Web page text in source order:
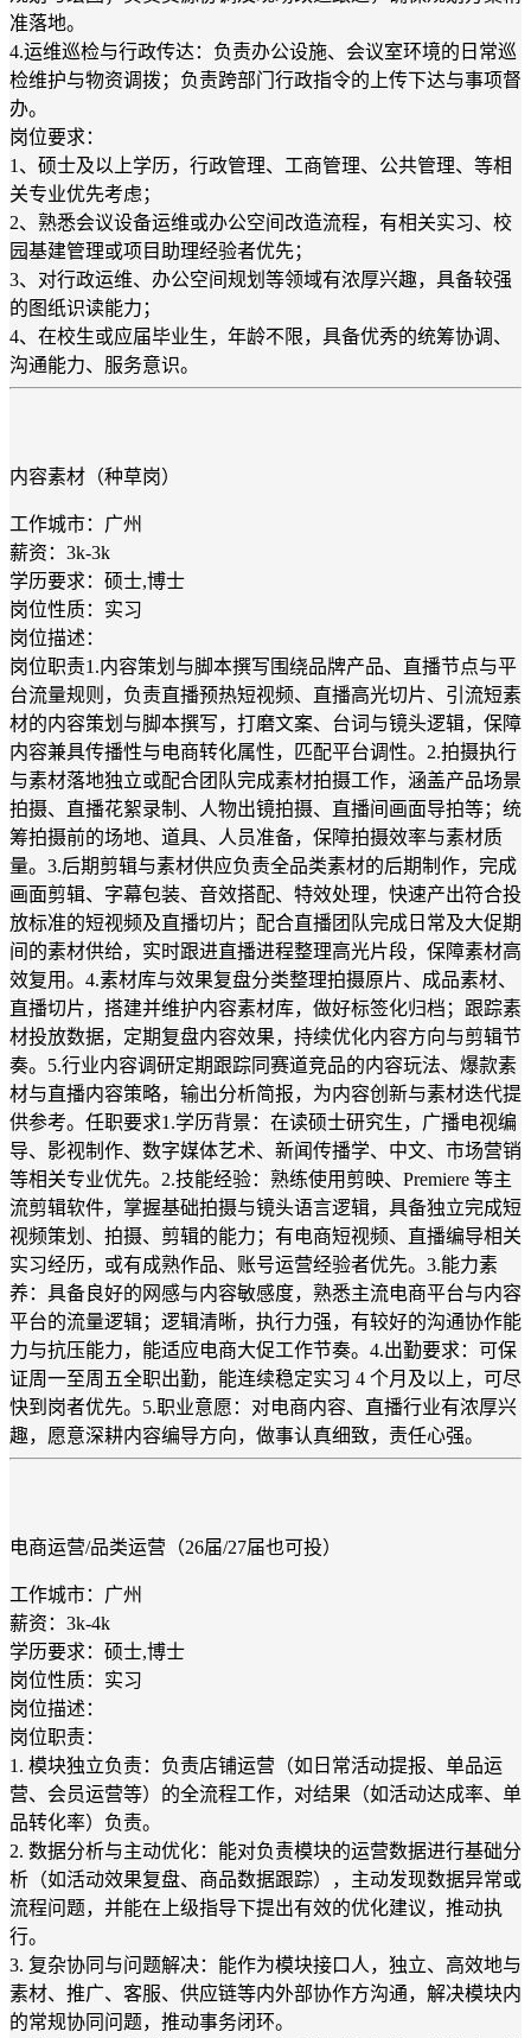
准落地。
4.运维巡检与行政传达：负责办公设施、会议室环境的日常巡
检维护与物资调拨；负责跨部门行政指令的上传下达与事项督
办。
岗位要求：
1、硕士及以上学历，行政管理、工商管理、公共管理、等相
关专业优先考虑；
2、熟悉会议设备运维或办公空间改造流程，有相关实习、校
园基建管理或项目助理经验者优先；
3、对行政运维、办公空间规划等领域有浓厚兴趣，具备较强
的图纸识读能力；
4、在校生或应届毕业生，年龄不限，具备优秀的统筹协调、
沟通能力、服务意识。
内容素材（种草岗）
工作城市：广州
薪资：3k-3k
学历要求：硕士,博士
岗位性质：实习
岗位描述：
岗位职责1.内容策划与脚本撰写围绕品牌产品、直播节点与平
台流量规则，负责直播预热短视频、直播高光切片、引流短素
材的内容策划与脚本撰写，打磨文案、台词与镜头逻辑，保障
内容兼具传播性与电商转化属性，匹配平台调性。2.拍摄执行
与素材落地独立或配合团队完成素材拍摄工作，涵盖产品场景
拍摄、直播花絮录制、人物出镜拍摄、直播间画面导拍等；统
筹拍摄前的场地、道具、人员准备，保障拍摄效率与素材质
量。3.后期剪辑与素材供应负责全品类素材的后期制作，完成
画面剪辑、字幕包装、音效搭配、特效处理，快速产出符合投
放标准的短视频及直播切片；配合直播团队完成日常及大促期
间的素材供给，实时跟进直播进程整理高光片段，保障素材高
效复用。4.素材库与效果复盘分类整理拍摄原片、成品素材、
直播切片，搭建并维护内容素材库，做好标签化归档；跟踪素
材投放数据，定期复盘内容效果，持续优化内容方向与剪辑节
奏。5.行业内容调研定期跟踪同赛道竞品的内容玩法、爆款素
材与直播内容策略，输出分析简报，为内容创新与素材迭代提
供参考。任职要求1.学历背景：在读硕士研究生，广播电视编
导、影视制作、数字媒体艺术、新闻传播学、中文、市场营销
等相关专业优先。2.技能经验：熟练使用剪映、Premiere 等主
流剪辑软件，掌握基础拍摄与镜头语言逻辑，具备独立完成短
视频策划、拍摄、剪辑的能力；有电商短视频、直播编导相关
实习经历，或有成熟作品、账号运营经验者优先。3.能力素
养：具备良好的网感与内容敏感度，熟悉主流电商平台与内容
平台的流量逻辑；逻辑清晰，执行力强，有较好的沟通协作能
力与抗压能力，能适应电商大促工作节奏。4.出勤要求：可保
证周一至周五全职出勤，能连续稳定实习 4 个月及以上，可尽
快到岗者优先。5.职业意愿：对电商内容、直播行业有浓厚兴
趣，愿意深耕内容编导方向，做事认真细致，责任心强。
电商运营/品类运营（26届/27届也可投）
工作城市：广州
薪资：3k-4k
学历要求：硕士,博士
岗位性质：实习
岗位描述：
岗位职责：
1. 模块独立负责：负责店铺运营（如日常活动提报、单品运
营、会员运营等）的全流程工作，对结果（如活动达成率、单
品转化率）负责。
2. 数据分析与主动优化：能对负责模块的运营数据进行基础分
析（如活动效果复盘、商品数据跟踪），主动发现数据异常或
流程问题，并能在上级指导下提出有效的优化建议，推动执
行。
3. 复杂协同与问题解决：能作为模块接口人，独立、高效地与
素材、推广、客服、供应链等内外部协作方沟通，解决模块内
的常规协同问题，推动事务闭环。